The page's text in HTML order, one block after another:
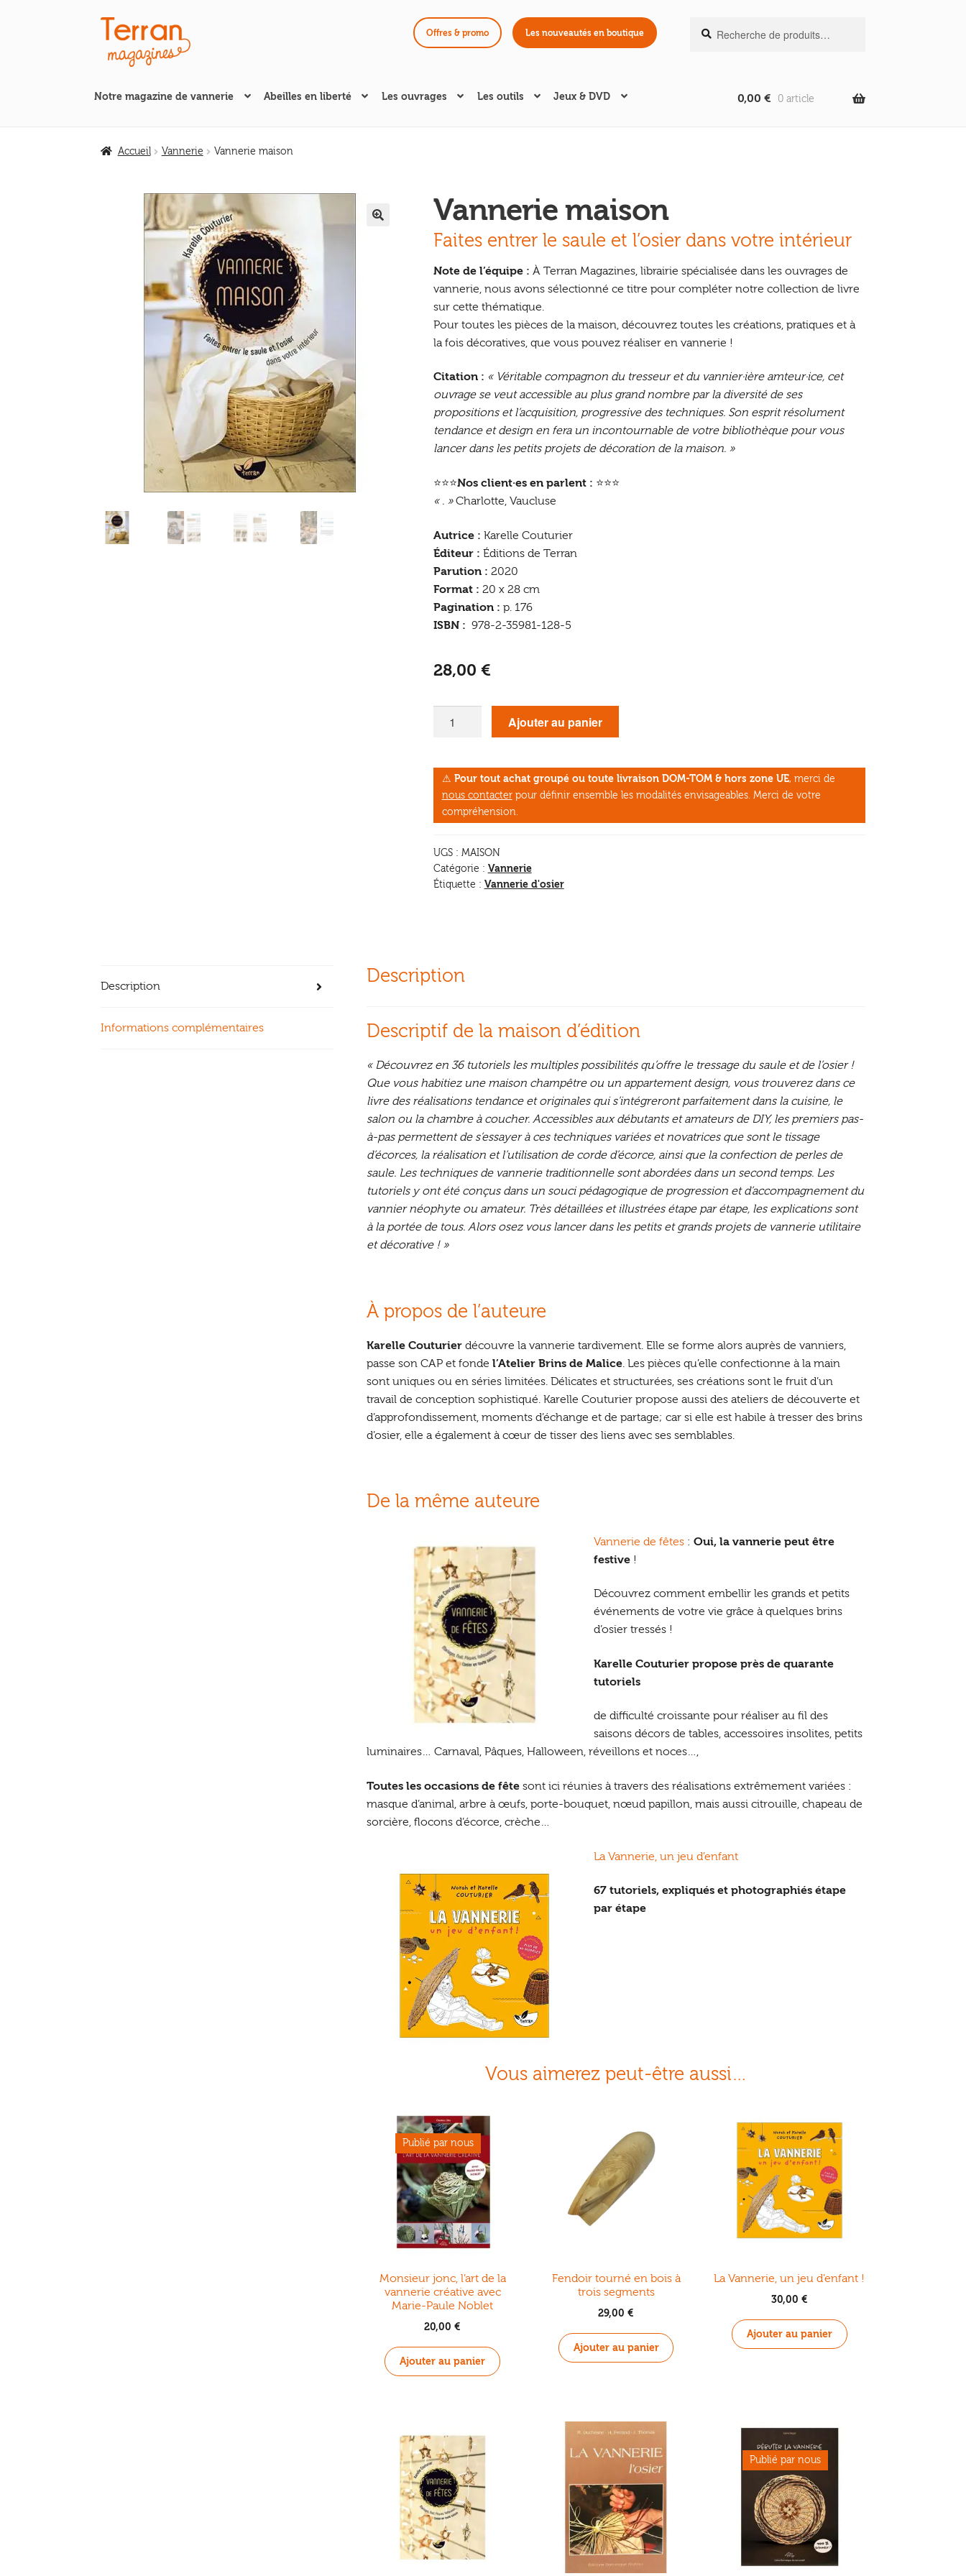
Aller
à
la
Aller
au
contenu
Offres & promo Les nouveautés en boutique
pour :
Recherche
Notre magazine de vannerie Abeilles en liberté Les ouvrages Les outils Jeux & DVD 0,00 € 0 article
Accueil Vannerie Vannerie maison
Vannerie maison
Faites entrer le saule et l’osier dans votre intérieur
Note de l’équipe : À Terran Magazines, librairie spécialisée dans les ouvrages de
vannerie, nous avons sélectionné ce titre pour compléter notre collection de livre
sur cette thématique.
Pour toutes les pièces de la maison, découvrez toutes les créations, pratiques et à
la fois décoratives, que vous pouvez réaliser en vannerie !
Citation : « Véritable compagnon du tresseur et du vannier·ière amteur·ice, cet
ouvrage se veut accessible au plus grand nombre par la diversité de ses
propositions et l’acquisition, progressive des techniques. Son esprit résolument
tendance et design en fera un incontournable de votre bibliothèque pour vous
lancer dans les petits projets de décoration de la maison. »
⭐⭐⭐Nos client·es en parlent : ⭐⭐⭐
« . »Charlotte, Vaucluse
Autrice : Karelle Couturier
Éditeur : Éditions de Terran
Parution : 2020
Format : 20 x 28 cm
Pagination : p. 176
ISBN : 978-2-35981-128-5
28,00 €
maison
Ajouter au panier
⚠ Pour tout achat groupé ou toute livraison DOM-TOM & hors zone UE, merci de
nous contacterpour définir ensemble les modalités envisageables. Merci de votre
compréhension.
UGS : MAISON
Catégorie : Vannerie
Étiquette : Vannerie d'osier
Description
Informations complémentaires
Description
Descriptif de la maison d’édition
« Découvrez en 36 tutoriels les multiples possibilités qu’offre le tressage du saule et de l’osier !
Que vous habitiez une maison champêtre ou un appartement design, vous trouverez dans ce
livre des réalisations tendance et originales qui s’intégreront parfaitement dans la cuisine, le
salon ou la chambre à coucher. Accessibles aux débutants et amateurs de DIY, les premiers pas-
à-pas permettent de s’essayer à ces techniques variées et novatrices que sont le tissage
d’écorces, la réalisation et l’utilisation de corde d’écorce, ainsi que la confection de perles de
saule. Les techniques de vannerie traditionnelle sont abordées dans un second temps. Les
tutoriels y ont été conçus dans un souci pédagogique de progression et d’accompagnement du
vannier néophyte ou amateur. Très détaillées et illustrées étape par étape, les explications sont
à la portée de tous. Alors osez vous lancer dans les petits et grands projets de vannerie utilitaire
et décorative ! »
À propos de l’auteure
Karelle Couturier découvre la vannerie tardivement. Elle se forme alors auprès de vanniers,
passe son CAP et fondel’Atelier Brins de Malice. Les pièces qu’elle confectionne à la main
sont uniques ou en séries limitées. Délicates et structurées, ses créations sont le fruit d’un
travail de conception sophistiqué. Karelle Couturier propose aussi des ateliers de découverte et
d’approfondissement, moments d’échange et de partage; car si elle est habile à tresser des brins
d’osier, elle a également à cœur de tisser des liens avec ses semblables.
De la même auteure
Vannerie de fêtes :Oui, la vannerie peut être
festive !
Découvrez comment embellir les grands et petits
événements de votre vie grâce à quelques brins
d’osier tressés !
Karelle Couturier propose près de quarante
tutoriels
de difficulté croissante pour réaliser au fil des
saisons décors de tables, accessoires insolites, petits
luminaires… Carnaval, Pâques, Halloween, réveillons et noces…,
Toutes les occasions de fête sont ici réunies à travers des réalisations extrêmement variées :
masque d’animal, arbre à œufs, porte-bouquet, nœud papillon, mais aussi citrouille, chapeau de
sorcière, flocons d’écorce, crèche…
La Vannerie, un jeu d’enfant
67 tutoriels, expliqués et photographiés étape
par étape
Vous aimerez peut-être aussi…
Monsieur jonc, l’art de la
vannerie créative avec
Marie-Paule Noblet
20,00€
Ajouter au panier
Fendoir tourné en bois à
trois segments
29,00 €
Ajouter au panier
La Vannerie, un jeu d’enfant !
30,00 €
Ajouter au panier